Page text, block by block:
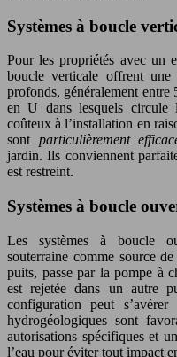
Systèmes à boucle
Pour les propriétés avec un
boucle verticale offrent une
profonds, généralement entre
en U dans lesquels circule
coûteux à l’installation en
sont particulièrement
jardin. Ils conviennent
est restreint.
Systèmes à boucle
Les systèmes à boucle
souterraine comme source
puits, passe par la pompe à
est rejetée dans un autre
configuration peut
hydrogéologiques sont
autorisations spécifiques et
l’eau pour éviter tout impact